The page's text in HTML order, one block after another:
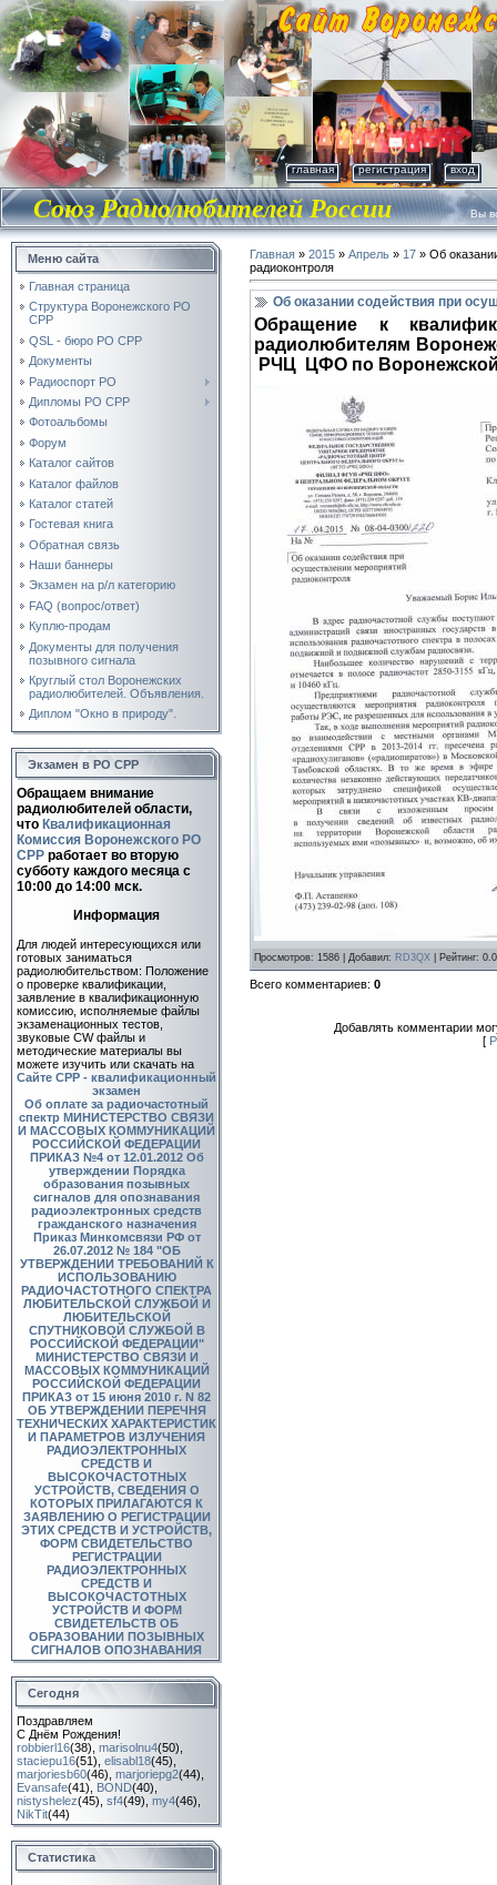
главная регистрация вход
Союз Радиолюбителей России Вы
Меню сайта
Главная страница
Структура Воронежского РО
СРР
QSL - бюро РО СРР
Документы
Радиоспорт РО
Дипломы РО СРР
Фотоальбомы
Форум
Каталог сайтов
Каталог файлов
Каталог статей
Гостевая книга
Обратная связь
Наши баннеры
Экзамен на р/л категорию
FAQ (вопрос/ответ)
Куплю-продам
Документы для получения
позывного сигнала
Круглый стол Воронежских
радиолюбителей. Объявления.
Диплом "Окно в природу".
Экзамен в РО СРР
Обращаем внимание
радиолюбителей области,
что Квалификационная
Комиссия Воронежского РО
СРР работает во вторую
субботу каждого месяца c
10:00 до 14:00 мск.
Информация
Для людей интересующихся или
готовых заниматься
радиолюбительством: Положение
о проверке квалификации,
заявление в квалификационную
комиссию, исполняемые файлы
экзаменационных тестов,
звуковые CW файлы и
методические материалы вы
можете изучить или скачать на
Сайте СРР - квалификационный
экзамен
Об оплате за радиочастотный
спектр МИНИСТЕРСТВО СВЯЗИ
И МАССОВЫХ КОММУНИКАЦИЙ
РОССИЙСКОЙ ФЕДЕРАЦИИ
ПРИКАЗ №4 от 12.01.2012 Об
утверждении Порядка
образования позывных
сигналов для опознавания
радиоэлектронных средств
гражданского назначения
Приказ Минкомсвязи РФ от
26.07.2012 № 184 "ОБ
УТВЕРЖДЕНИИ ТРЕБОВАНИЙ К
ИСПОЛЬЗОВАНИЮ
РАДИОЧАСТОТНОГО СПЕКТРА
ЛЮБИТЕЛЬСКОЙ СЛУЖБОЙ И
ЛЮБИТЕЛЬСКОЙ
СПУТНИКОВОЙ СЛУЖБОЙ В
РОССИЙСКОЙ ФЕДЕРАЦИИ"
МИНИСТЕРСТВО СВЯЗИ И
МАССОВЫХ КОММУНИКАЦИЙ
РОССИЙСКОЙ ФЕДЕРАЦИИ
ПРИКАЗ от 15 июня 2010 г. N 82
ОБ УТВЕРЖДЕНИИ ПЕРЕЧНЯ
ТЕХНИЧЕСКИХ ХАРАКТЕРИСТИК
И ПАРАМЕТРОВ ИЗЛУЧЕНИЯ
РАДИОЭЛЕКТРОННЫХ
СРЕДСТВ И
ВЫСОКОЧАСТОТНЫХ
УСТРОЙСТВ, СВЕДЕНИЯ О
КОТОРЫХ ПРИЛАГАЮТСЯ К
ЗАЯВЛЕНИЮ О РЕГИСТРАЦИИ
ЭТИХ СРЕДСТВ И УСТРОЙСТВ,
ФОРМ СВИДЕТЕЛЬСТВО
РЕГИСТРАЦИИ
РАДИОЭЛЕКТРОННЫХ
СРЕДСТВ И
ВЫСОКОЧАСТОТНЫХ
УСТРОЙСТВ И ФОРМ
СВИДЕТЕЛЬСТВ ОБ
ОБРАЗОВАНИИ ПОЗЫВНЫХ
СИГНАЛОВ ОПОЗНАВАНИЯ
Сегодня
Поздравляем
С Днём Рождения!
robbierl16(38) marisolnu4(50)
staciepu16(51) elisabl18(45)
marjoriesb60(46) marjoriepg2(44)
Evansafe(41) BOND(40)
nistyshelez(45) sf4(49) my4(46)
NikTit(44)
Статистика
Главная » 2015 » Апрель » 17 » Об
радиоконтроля
Об оказании содействия при
Обращение к
радиолюбителям
РЧЦ ЦФО по Воронежской
Просмотров: 1586 | Добавил: RD3QX Рейтинг: 0.0
Всего комментариев: 0
Добавлять комментарии
[